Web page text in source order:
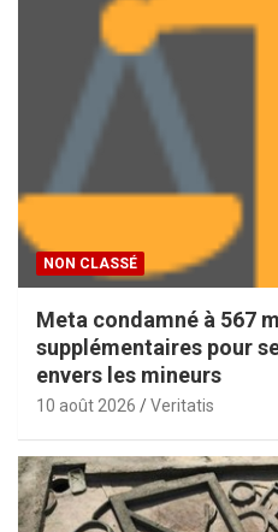
NON CLASSÉ
Meta condamné à 567
supplémentaires pour
envers les mineurs
10 août 2026 Veritatis